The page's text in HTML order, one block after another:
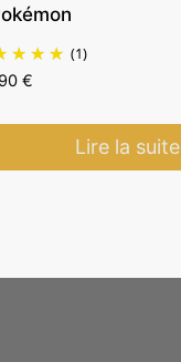
(1)
€
Lire la suite